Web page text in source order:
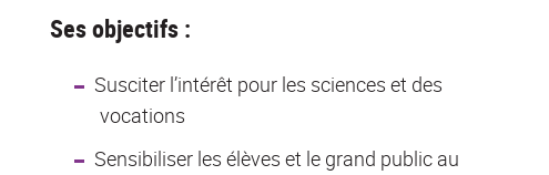
Ses objectifs :
Susciter l’intérêt pour les sciences et des
vocations
Sensibiliser les élèves et le grand public au